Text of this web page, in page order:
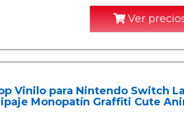
Ver
Vinilo para Nintendo Switch
Monopatín Graffiti Cute